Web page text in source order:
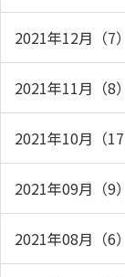
2021年12月（7）
2021年11月（8）
2021年10月（17
2021年09月（9）
2021年08月（6）